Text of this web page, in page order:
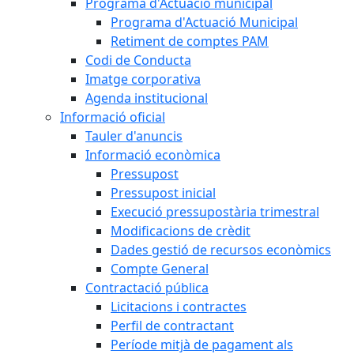
Programa d'Actuació Municipal
Retiment de comptes PAM
Codi de Conducta
Imatge corporativa
Agenda institucional
Informació oficial
Tauler d'anuncis
Informació econòmica
Pressupost
Pressupost inicial
Execució pressupostària trimestral
Modificacions de crèdit
Dades gestió de recursos econòmics
Compte General
Contractació pública
Licitacions i contractes
Perfil de contractant
Període mitjà de pagament als